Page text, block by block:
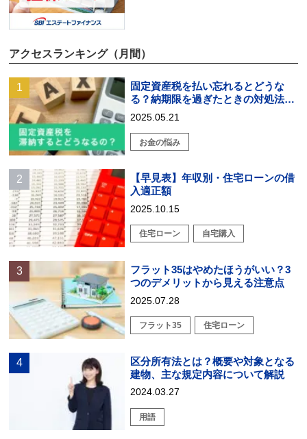
アクセスランキング（月間）
固定資産税を払い忘れるとどうな
る？納期限を過ぎたときの対処法を
解説
2025.05.21
お金の悩み
【早見表】年収別・住宅ローンの借
入適正額
2025.10.15
住宅ローン 自宅購入
フラット35はやめたほうがいい？3
つのデメリットから見える注意点
2025.07.28
フラット35 住宅ローン
区分所有法とは？概要や対象となる
建物、主な規定内容について解説
2024.03.27
用語